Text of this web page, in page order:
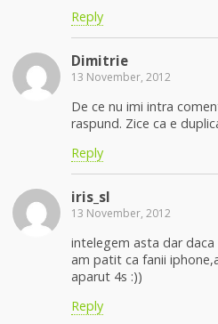
Reply
Dimitrie
13 November, 2012
De ce nu imi intra
raspund. Zice ca e
Reply
iris_sl
13 November, 2012
intelegem asta dar
am patit ca fanii
aparut 4s :))
Reply